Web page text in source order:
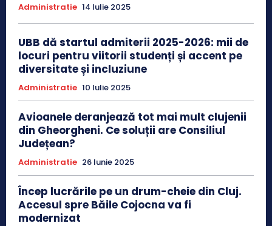
Administratie 14 Iulie 2025
UBB dă startul admiterii 2025-2026: mii de
locuri pentru viitorii studenți și accent pe
diversitate și incluziune
Administratie 10 Iulie 2025
Avioanele deranjează tot mai mult clujenii
din Gheorgheni. Ce soluții are Consiliul
Județean?
Administratie 26 Iunie 2025
Încep lucrările pe un drum-cheie din Cluj.
Accesul spre Băile Cojocna va fi
modernizat